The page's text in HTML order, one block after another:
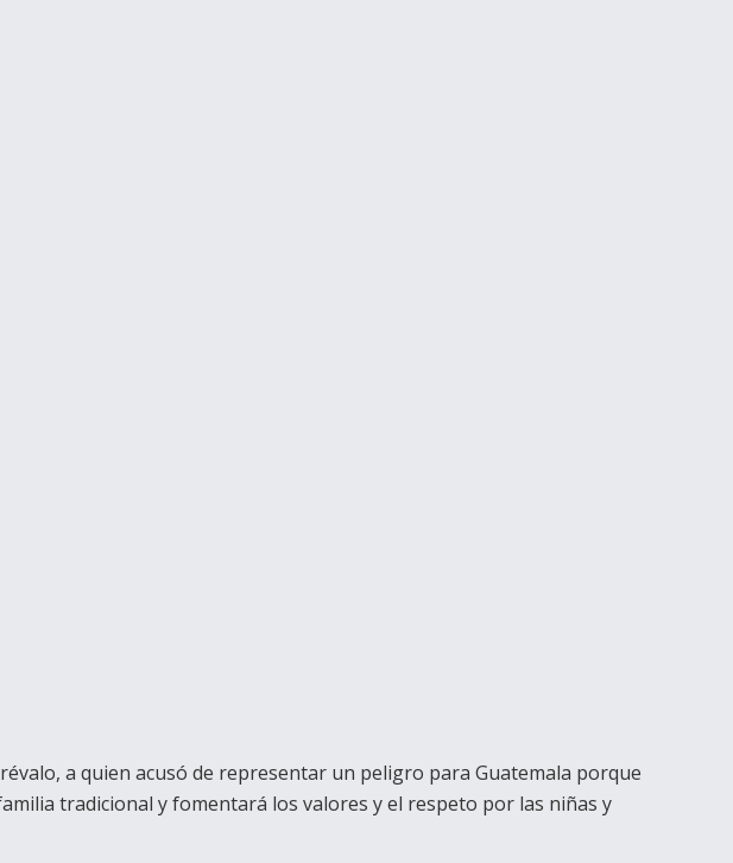
a quien acusó de representar un peligro para Guatemala porque
tradicional y fomentará los valores y el respeto por las niñas y